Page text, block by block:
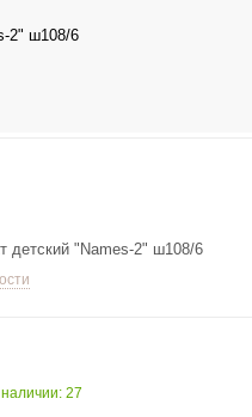
2" ш108/6
детский "Names-2" ш108/6
наличии: 27